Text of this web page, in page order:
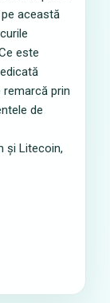
această
este
prin
de
și Litecoin,